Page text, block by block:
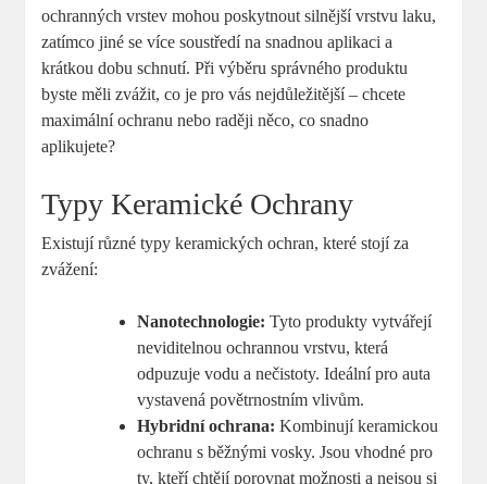
ochranných vrstev mohou poskytnout silnější vrstvu laku,
zatímco jiné se více soustředí na snadnou aplikaci a
krátkou dobu schnutí. Při výběru správného produktu
byste měli zvážit, co je pro vás nejdůležitější – chcete
maximální ochranu nebo raději něco, co snadno
aplikujete?
Typy Keramické Ochrany
Existují různé typy keramických ochran, které stojí za
zvážení:
Nanotechnologie: Tyto produkty vytvářejí
neviditelnou ochrannou vrstvu, která
odpuzuje vodu a nečistoty. Ideální pro auta
vystavená povětrnostním vlivům.
Hybridní ochrana: Kombinují keramickou
ochranu s běžnými vosky. Jsou vhodné pro
ty, kteří chtějí porovnat možnosti a nejsou si